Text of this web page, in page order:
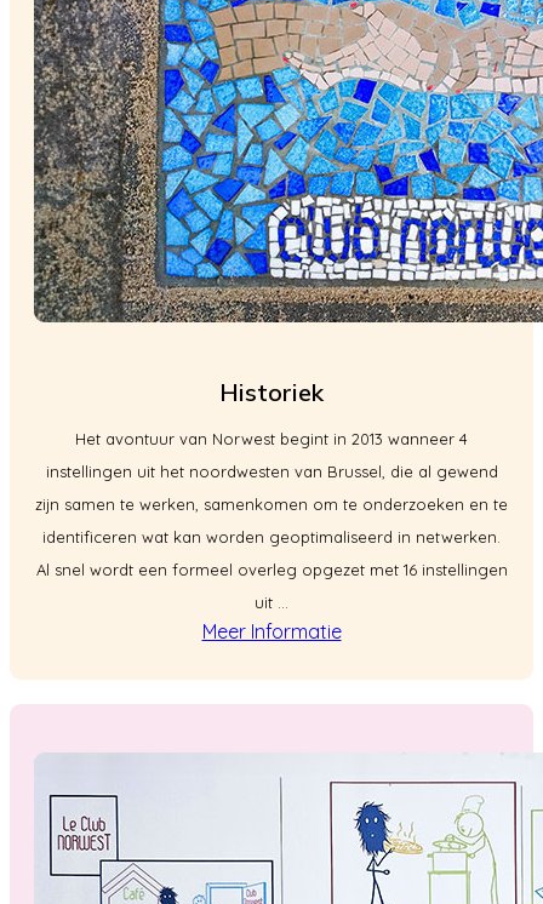
Historiek
Het avontuur van Norwest begint in 2013 wanneer 4
instellingen uit het noordwesten van Brussel, die al gewend
zijn samen te werken, samenkomen om te onderzoeken en te
identificeren wat kan worden geoptimaliseerd in netwerken.
Al snel wordt een formeel overleg opgezet met 16 instellingen
uit ...
Meer Informatie